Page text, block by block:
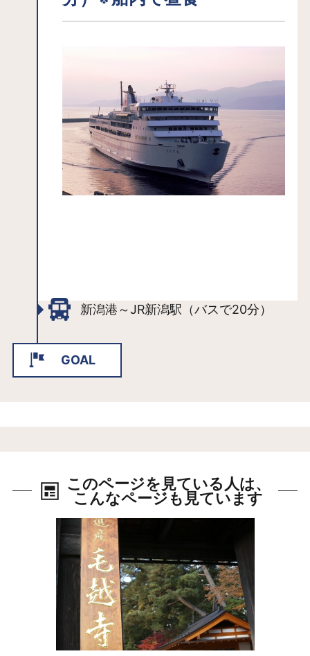
新潟港～JR新潟駅（バスで20分）
GOAL
このページを見ている人は、
こんなページも見ています
詳細はこちら